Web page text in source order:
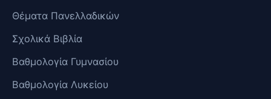
Θέματα Πανελλαδικών
Σχολικά Βιβλία
Βαθμολογία Γυμνασίου
Βαθμολογία Λυκείου